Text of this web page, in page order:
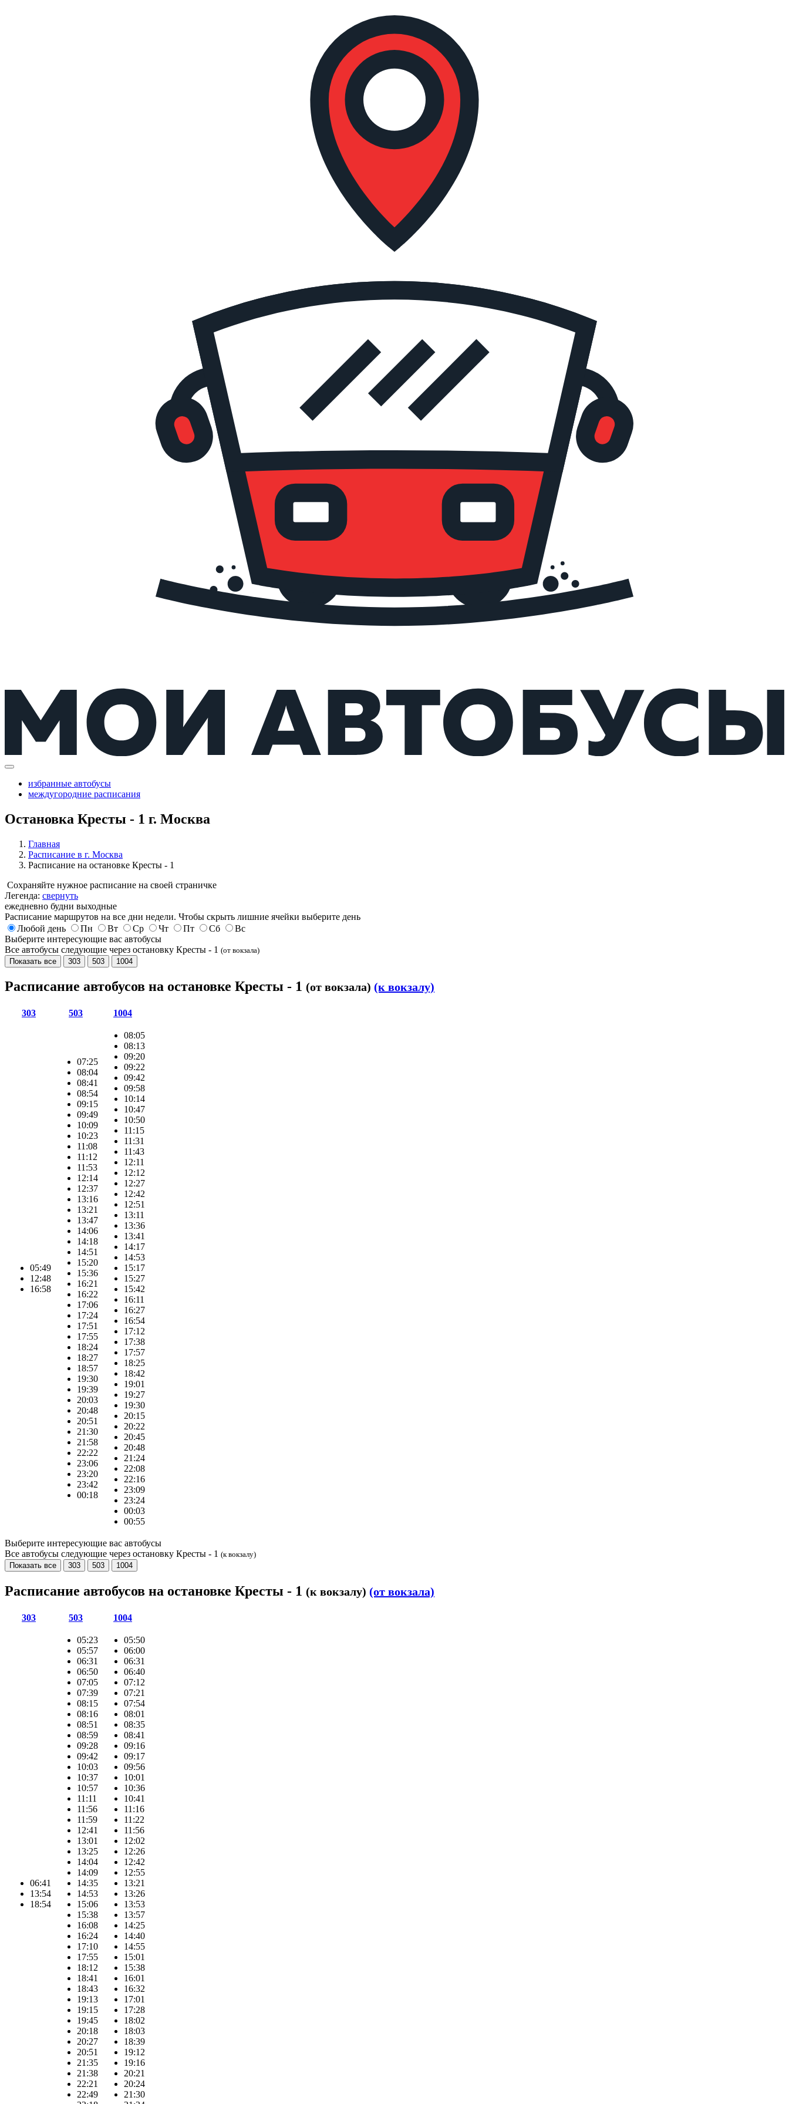
избранные автобусы
междугородние расписания
Остановка Кресты - 1 г. Москва
Главная
Расписание в г. Москва
Расписание на остановке Кресты - 1
Сохраняйте нужное расписание на своей страничке
Легенда: свернуть
ежедневно будни выходные
Расписание маршрутов на все дни недели. Чтобы скрыть лишние ячейки выберите день
Любой день
Пн Вт Ср Чт Пт Сб
Вс
Выберите интересующие вас автобусы
Все автобусы следующие через остановку Кресты - 1 (от вокзала)
Показать все
303 503 1004
Расписание автобусов на остановке Кресты - 1 (от вокзала) (к вокзалу)
303 503 1004
05:49
12:48
16:58
07:25
08:04
08:41
08:54
09:15
09:49
10:09
10:23
11:08
11:12
11:53
12:14
12:37
13:16
13:21
13:47
14:06
14:18
14:51
15:20
15:36
16:21
16:22
17:06
17:24
17:51
17:55
18:24
18:27
18:57
19:30
19:39
20:03
20:48
20:51
21:30
21:58
22:22
23:06
23:20
23:42
00:18
08:05
08:13
09:20
09:22
09:42
09:58
10:14
10:47
10:50
11:15
11:31
11:43
12:11
12:12
12:27
12:42
12:51
13:11
13:36
13:41
14:17
14:53
15:17
15:27
15:42
16:11
16:27
16:54
17:12
17:38
17:57
18:25
18:42
19:01
19:27
19:30
20:15
20:22
20:45
20:48
21:24
22:08
22:16
23:09
23:24
00:03
00:55
Выберите интересующие вас автобусы
Все автобусы следующие через остановку Кресты - 1 (к вокзалу)
Показать все
303 503 1004
Расписание автобусов на остановке Кресты - 1 (к вокзалу) (от вокзала)
303 503 1004
06:41
13:54
18:54
05:23
05:57
06:31
06:50
07:05
07:39
08:15
08:16
08:51
08:59
09:28
09:42
10:03
10:37
10:57
11:11
11:56
11:59
12:41
13:01
13:25
14:04
14:09
14:35
14:53
15:06
15:38
16:08
16:24
17:10
17:55
18:12
18:41
18:43
19:13
19:15
19:45
20:18
20:27
20:51
21:35
21:38
22:21
22:49
05:50
06:00
06:31
06:40
07:12
07:21
07:54
08:01
08:35
08:41
09:16
09:17
09:56
10:01
10:36
10:41
11:16
11:22
11:56
12:02
12:26
12:42
12:55
13:21
13:26
13:53
13:57
14:25
14:40
14:55
15:01
15:38
16:01
16:32
17:01
17:28
18:02
18:03
18:39
19:12
19:16
20:21
20:24
21:30